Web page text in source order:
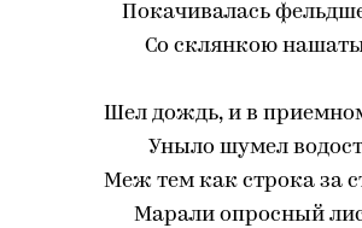
Покачивалась
Со склянкою
Шел дождь, и в
Уныло шумел
Меж тем как строка за
Марали опросный